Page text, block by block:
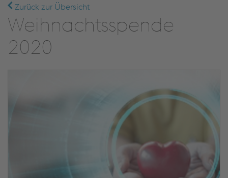
Zurück zur Übersicht
Weihnachtsspende
2020